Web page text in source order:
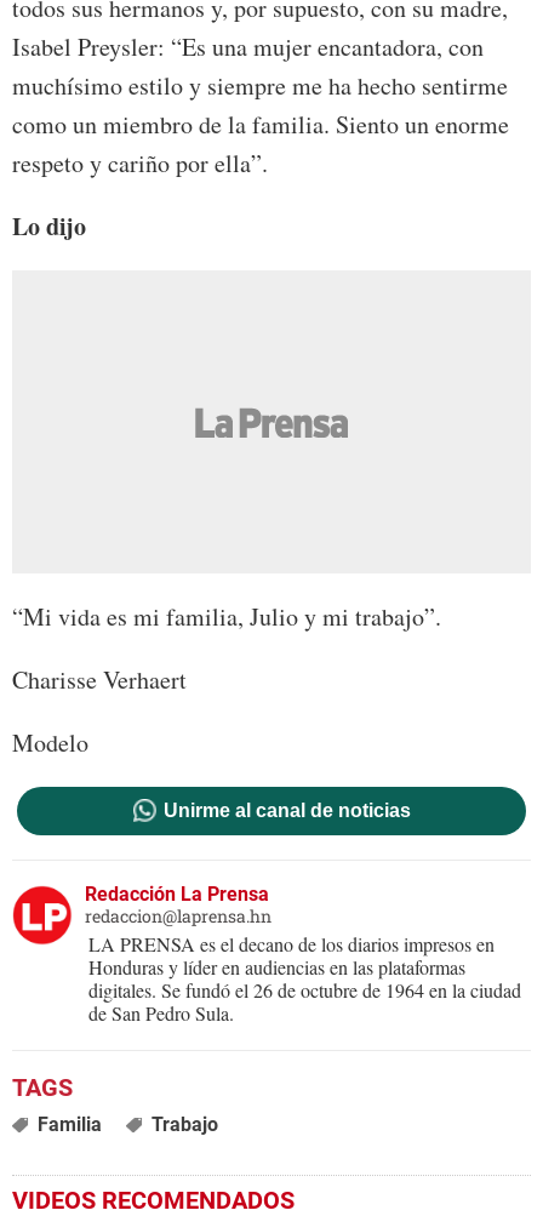
todos sus hermanos y, por supuesto, con su madre,
Isabel Preysler: “Es una mujer encantadora, con
muchísimo estilo y siempre me ha hecho sentirme
como un miembro de la familia. Siento un enorme
respeto y cariño por ella”.
Lo dijo
“Mi vida es mi familia, Julio y mi trabajo”.
Charisse Verhaert
Modelo
Unirme al canal de noticias
Redacción La Prensa
redaccion@laprensa.hn
LA PRENSA es el decano de los diarios impresos en
Honduras y líder en audiencias en las plataformas
digitales. Se fundó el 26 de octubre de 1964 en la ciudad
de San Pedro Sula.
Familia Trabajo
VIDEOS RECOMENDADOS